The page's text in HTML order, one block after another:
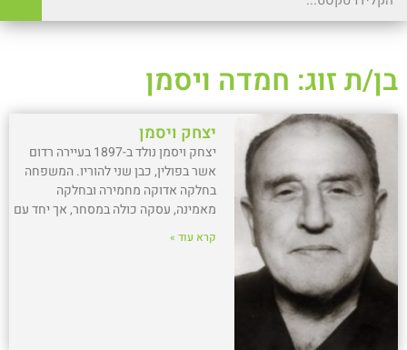
בן/ת זוג: חמדה ויסמן
יצחק ויסמן
יצחק ויסמן נולד ב-1897 בעיירה רדום
אשר בפולין, כבן שני להוריו. המשפחה
בחלקה אדוקה מחמירה ובחלקה
מאמינה, עסקה כולה במסחר, אך יחד עם
קרא עוד »